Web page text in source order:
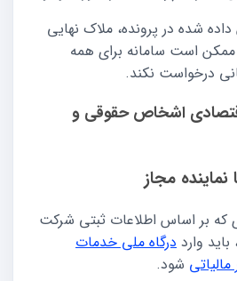
شده در پرونده، ملاک نهایی
است سامانه برای همه
درخواست نکند.
اشخاص حقوقی و
که بر اساس اطلاعات ثبتی شرکت
وارد درگاه ملی خدمات
شود.